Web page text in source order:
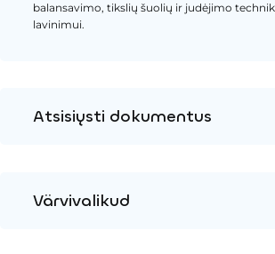
balansavimo, tikslių šuolių ir judėjimo
lavinimui.
Atsisiųsti dokumentus
Värvivalikud